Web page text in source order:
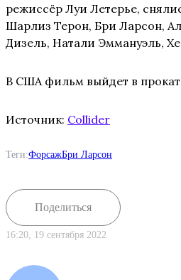
режиссёр Луи Летерье,
Шарлиз Терон, Бри Ларсон,
Дизель, Натали Эммануэль,
В США фильм выйдет в прокат
Источник: Collider
Теги:ФорсажБри Ларсон
Поделиться
16:20, 19 сентября 2022